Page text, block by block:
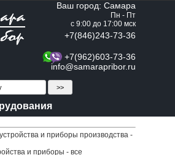
Ваш город: Самара
Пн - Пт
с 9:00 до 17:00 мск
+7(846)243-73-36
+7(962)603-73-36
info@samarapribor.ru
и приборы производства -
и приборы - все